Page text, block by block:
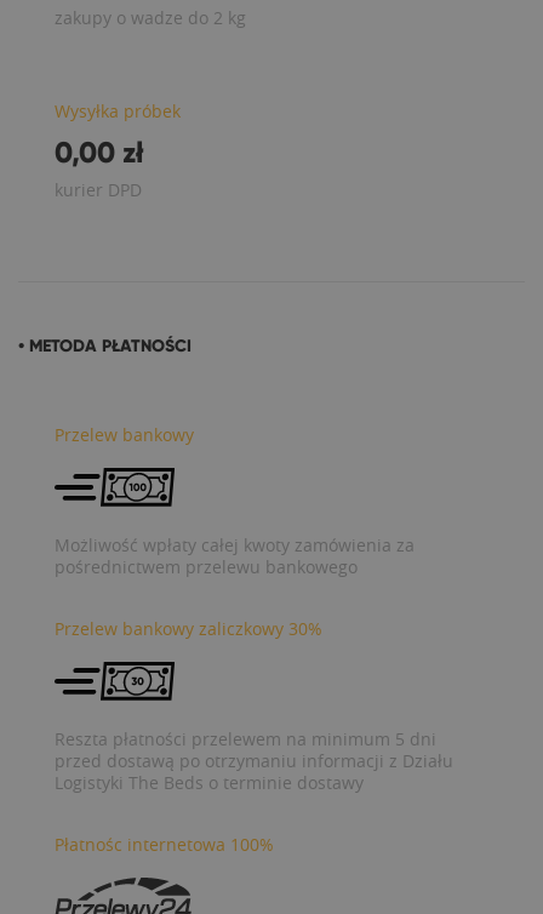
zakupy o wadze do 2 kg
Wysyłka próbek
0,00 zł
kurier DPD
• METODA PŁATNOŚCI
Przelew bankowy
Możliwość wpłaty całej kwoty zamówienia za
pośrednictwem przelewu bankowego
Przelew bankowy zaliczkowy 30%
Reszta płatności przelewem na minimum 5 dni
przed dostawą po otrzymaniu informacji z Działu
Logistyki The Beds o terminie dostawy
Płatnośc internetowa 100%